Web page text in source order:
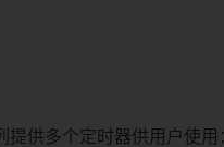
提供多个定时器供用户使用